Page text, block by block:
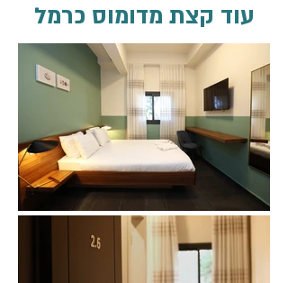
עוד קצת מדומוס כרמל